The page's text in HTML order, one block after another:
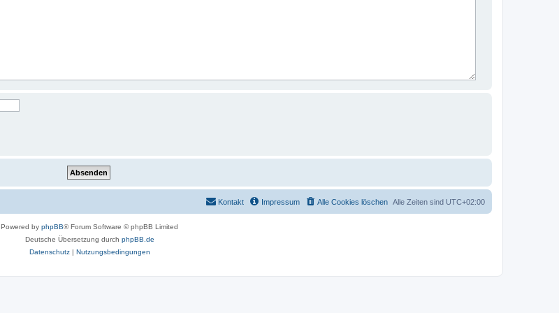
Alle Zeiten sind UTC+02:00
Alle Cookies löschen
Impressum
Kontakt
Powered by phpBB® Forum Software © phpBB Limited
Deutsche Übersetzung durch phpBB.de
Datenschutz| Nutzungsbedingungen